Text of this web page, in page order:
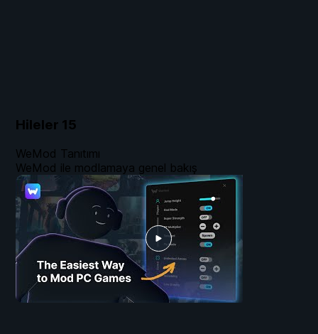
Hileler 15
WeMod Tanıtımı
WeMod ile modlamaya genel bakış